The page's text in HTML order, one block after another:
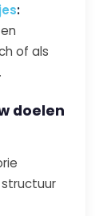
:
of als
doelen
structuur